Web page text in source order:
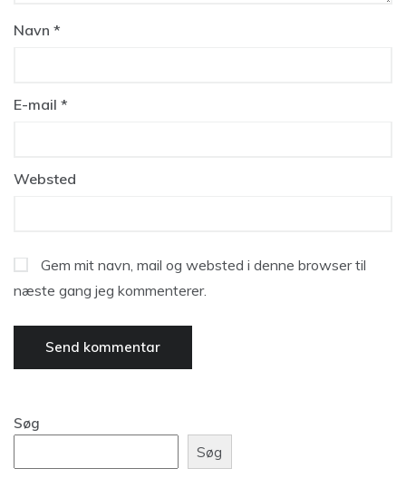
Navn *
E-mail *
Websted
Gem mit navn, mail og websted i denne browser til
næste gang jeg kommenterer.
Søg
Søg